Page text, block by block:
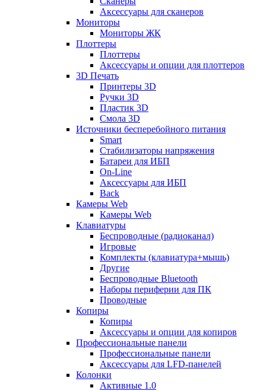
Аксессуары для сканеров
Мониторы
Мониторы ЖК
Плоттеры
Плоттеры
Аксессуары и опции для плоттеров
3D Печать
Принтеры 3D
Ручки 3D
Пластик 3D
Смола 3D
Источники бесперебойного питания
Smart
Стабилизаторы напряжения
Батареи для ИБП
On-Line
Аксессуары для ИБП
Back
Камеры Web
Камеры Web
Клавиатуры
Беспроводные (радиоканал)
Игровые
Комплекты (клавиатура+мышь)
Другие
Беспроводные Bluetooth
Наборы периферии для ПК
Проводные
Копиры
Копиры
Аксессуары и опции для копиров
Профессиональные панели
Профессиональные панели
Аксессуары для LFD-панелей
Колонки
Активные 1.0